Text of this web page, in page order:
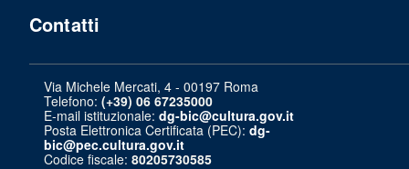
Contatti
Via Michele Mercati, 4 - 00197 Roma
Telefono: (+39) 06 67235000
E-mail istituzionale: dg-bic@cultura.gov.it
Posta Elettronica Certificata (PEC): dg-
bic@pec.cultura.gov.it
Codice fiscale: 80205730585